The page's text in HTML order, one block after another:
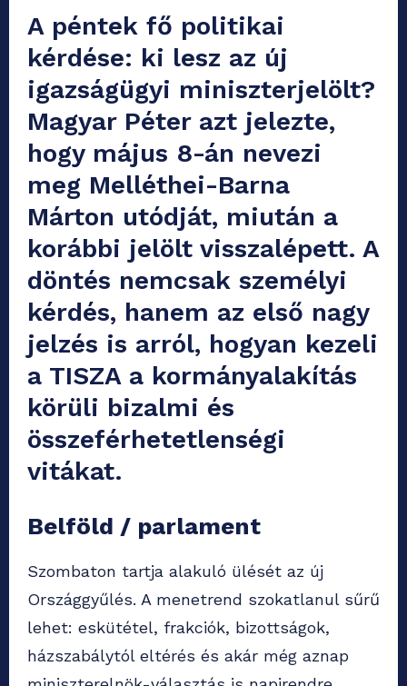
A péntek fő politikai
kérdése: ki lesz az új
igazságügyi miniszterjelölt?
Magyar Péter azt jelezte,
hogy május 8-án nevezi
meg Melléthei-Barna
Márton utódját, miután a
korábbi jelölt visszalépett. A
döntés nemcsak személyi
kérdés, hanem az első nagy
jelzés is arról, hogyan kezeli
a TISZA a kormányalakítás
körüli bizalmi és
összeférhetetlenségi
vitákat.
Belföld / parlament
Szombaton tartja alakuló ülését az új
Országgyűlés. A menetrend szokatlanul sűrű
lehet: eskütétel, frakciók, bizottságok,
házszabálytól eltérés és akár még aznap